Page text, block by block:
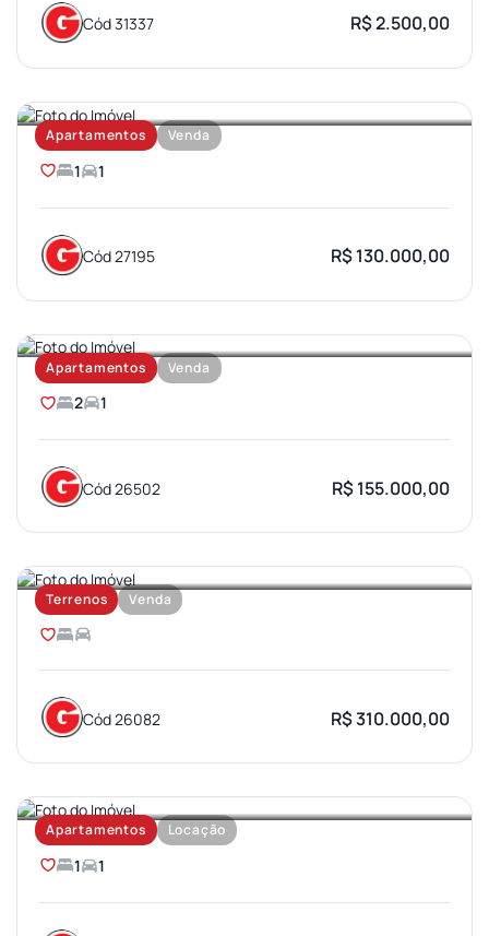
Cód 31337 R$ 2.500,00
Apartamentos Venda
JARDIM BRASIL
1 1
Cód 27195 R$ 130.000,00
Apartamentos Venda
PARQUE BAURU
2 1
Cód 26502 R$ 155.000,00
Terrenos Venda
JARDIM OLIMPICO
Cód 26082 R$ 310.000,00
Apartamentos Locação
VILA UNIVERSITARIA
1 1